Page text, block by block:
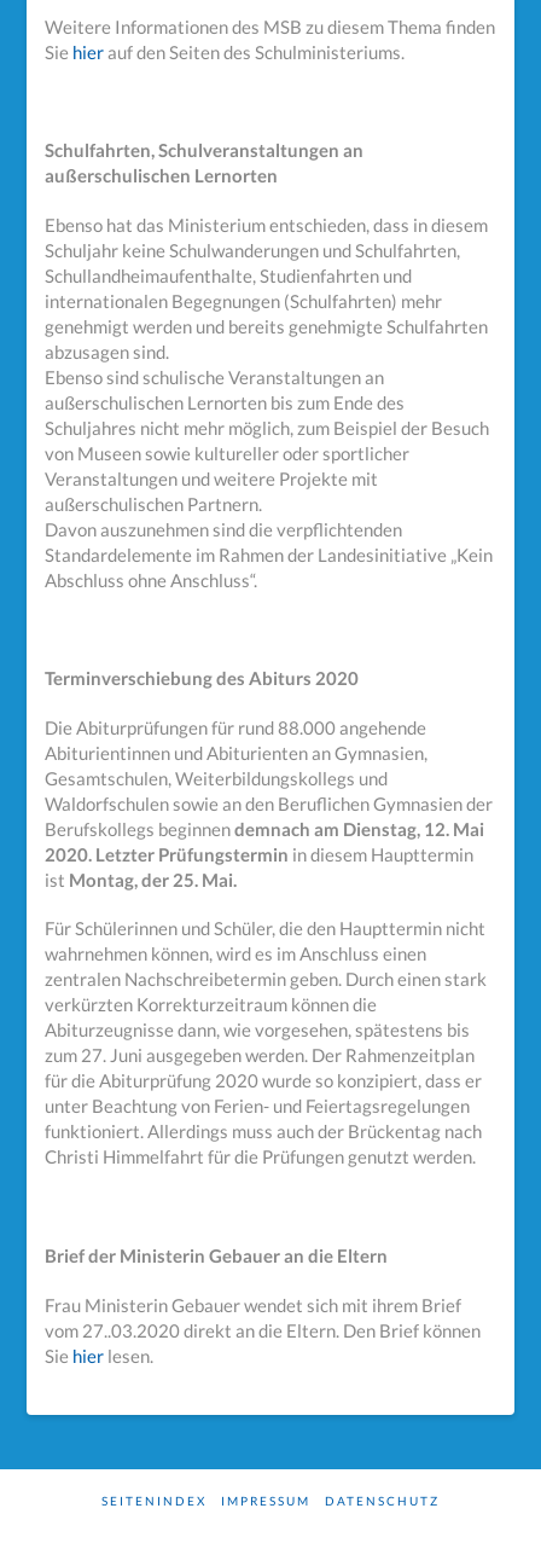
Weitere Informationen des MSB zu diesem Thema finden
Sie hierauf den Seiten des Schulministeriums.
Schulfahrten, Schulveranstaltungen an
außerschulischen Lernorten
Ebenso hat das Ministerium entschieden, dass in diesem
Schuljahr keine Schulwanderungen und Schulfahrten,
Schullandheimaufenthalte, Studienfahrten und
internationalen Begegnungen (Schulfahrten) mehr
genehmigt werden und bereits genehmigte Schulfahrten
abzusagen sind.
Ebenso sind schulische Veranstaltungen an
außerschulischen Lernorten bis zum Ende des
Schuljahres nicht mehr möglich, zum Beispiel der Besuch
von Museen sowie kultureller oder sportlicher
Veranstaltungen und weitere Projekte mit
außerschulischen Partnern.
Davon auszunehmen sind die verpflichtenden
Standardelemente im Rahmen der Landesinitiative „Kein
Abschluss ohne Anschluss“.
Terminverschiebung des Abiturs 2020
Die Abiturprüfungen für rund 88.000 angehende
Abiturientinnen und Abiturienten an Gymnasien,
Gesamtschulen, Weiterbildungskollegs und
Waldorfschulen sowie an den Beruflichen Gymnasien der
Berufskollegs beginnendemnach am Dienstag, 12. Mai
2020. Letzter Prüfungstermin in diesem Haupttermin
ist Montag, der 25. Mai.
Für Schülerinnen und Schüler, die den Haupttermin nicht
wahrnehmen können, wird es im Anschluss einen
zentralen Nachschreibetermin geben. Durch einen stark
verkürzten Korrekturzeitraum können die
Abiturzeugnisse dann, wie vorgesehen, spätestens bis
zum 27. Juni ausgegeben werden. Der Rahmenzeitplan
für die Abiturprüfung 2020 wurde so konzipiert, dass er
unter Beachtung von Ferien- und Feiertagsregelungen
funktioniert. Allerdings muss auch der Brückentag nach
Christi Himmelfahrt für die Prüfungen genutzt werden.
Brief der Ministerin Gebauer an die Eltern
Frau Ministerin Gebauer wendet sich mit ihrem Brief
vom 27..03.2020 direkt an die Eltern. Den Brief können
Sie hierlesen.
SEITENINDEX IMPRESSUM DATENSCHUTZ